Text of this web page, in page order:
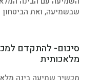
שבשמיעה, ואת
סיכום- להתקדם
מלאכותית